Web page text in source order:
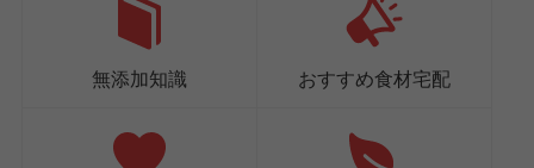
無添加知識 おすすめ食材宅配